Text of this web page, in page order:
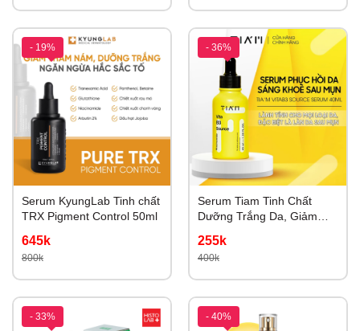
Recovery Complex Serum
- 19%
Serum KyungLab Tinh chất
TRX Pigment Control 50ml
645k
800k
- 36%
Serum Tiam Tinh Chất
Dưỡng Trắng Da, Giảm
Sau Mụn Tiam Vita B3
Source Serum 40ml
255k
400k
- 33% - 40%